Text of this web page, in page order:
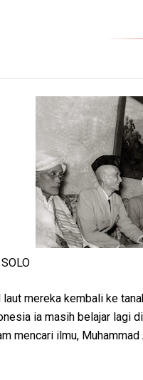
laut mereka kembali ke
ia masih belajar lagi
mencari ilmu,